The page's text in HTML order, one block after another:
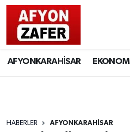
AFYONKARAHİSAR EKONOMİ
HABERLER AFYONKARAHİSAR